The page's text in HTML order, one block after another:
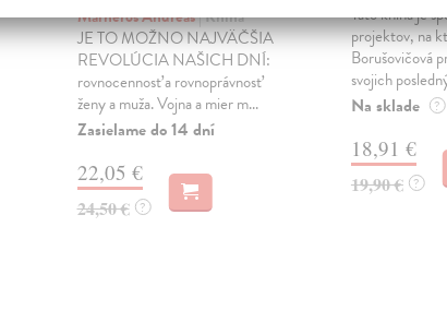
Marneros Andreas| Kniha
JE TO MOŽNO NAJVÄČŠIA
REVOLÚCIA NAŠICH DNÍ:
rovnocennosť a rovnoprávnosť
ženy a muža. Vojna a mier m...
Zasielame do 14 dní
22,05 €
24,50 € ?
Táto kniha je
projektov, na
Borušovičová
svojich
Na sklade ?
18,91 €
19,90 € ?